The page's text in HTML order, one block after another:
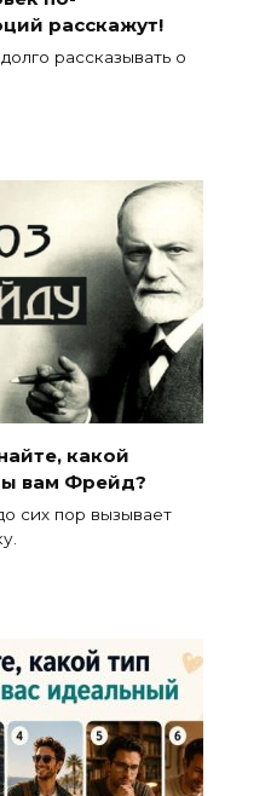
расскажут!
рассказывать о
какой
вам Фрейд?
сих пор вызывает